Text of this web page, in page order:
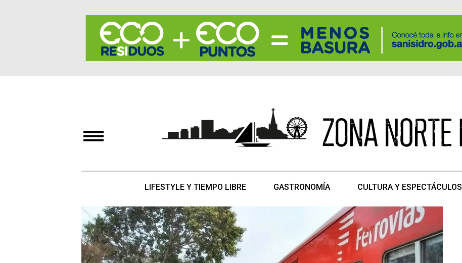
LIFESTYLE Y TIEMPO LIBRE GASTRONOMÍA CULTURA Y ESPECTÁCULOS